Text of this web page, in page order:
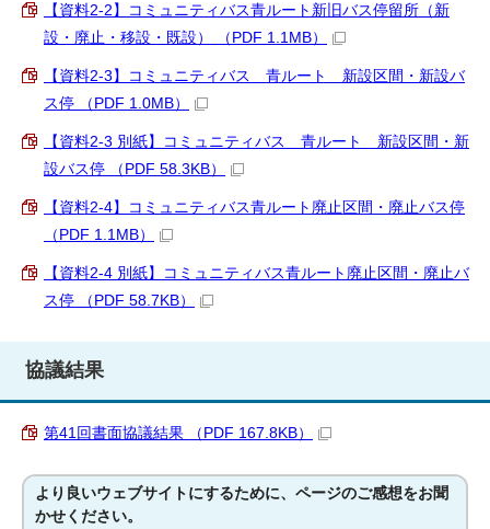
【資料2-2】コミュニティバス青ルート新旧バス停留所（新
設・廃止・移設・既設） （PDF 1.1MB）
【資料2-3】コミュニティバス 青ルート 新設区間・新設バ
ス停 （PDF 1.0MB）
【資料2-3 別紙】コミュニティバス 青ルート 新設区間・新
設バス停 （PDF 58.3KB）
【資料2-4】コミュニティバス青ルート廃止区間・廃止バス停
（PDF 1.1MB）
【資料2-4 別紙】コミュニティバス青ルート廃止区間・廃止バ
ス停 （PDF 58.7KB）
協議結果
第41回書面協議結果 （PDF 167.8KB）
より良いウェブサイトにするために、ページのご感想をお聞
かせください。